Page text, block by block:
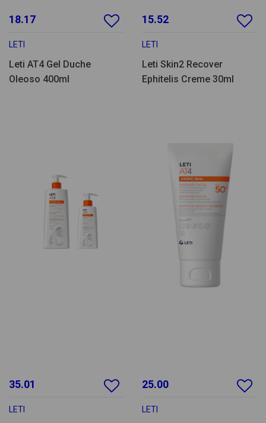
18.17
LETI
Leti AT4 Gel Duche
Oleoso 400ml
15.52
LETI
Leti Skin2 Recover
Ephitelis Creme 30ml
35.01
LETI
25.00
LETI